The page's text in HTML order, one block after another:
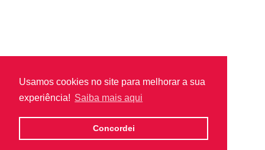
Usamos cookies no site para melhorar a sua
experiência! Saiba mais aqui
Concordei